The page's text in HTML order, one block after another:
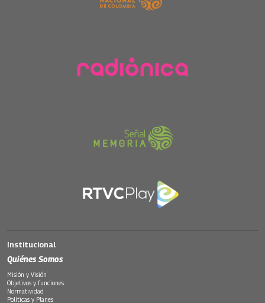
Institucional
Quiénes Somos
Misión y Visión
Objetivos y funciones
Normatividad
Políticas y Planes